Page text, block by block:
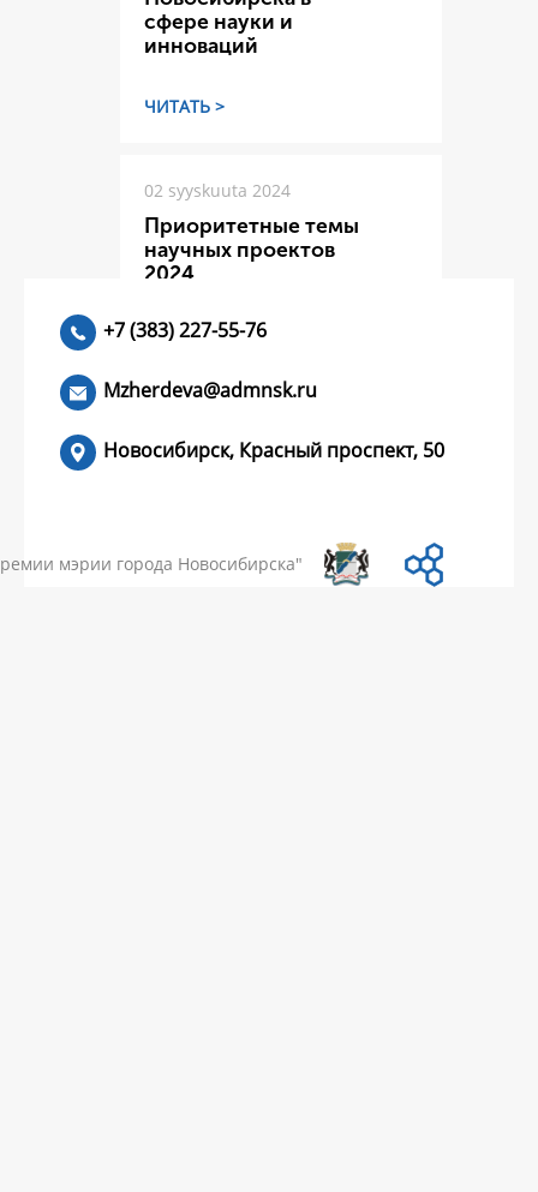
сфере науки и
инноваций
ЧИТАТЬ >
02 syyskuuta 2024
Приоритетные темы
научных проектов
2024
ЧИТАТЬ >
+7 (383) 227-55-76
Mzherdeva@admnsk.ru
Новосибирск, Красный проспект, 50
мэрии города Новосибирска"